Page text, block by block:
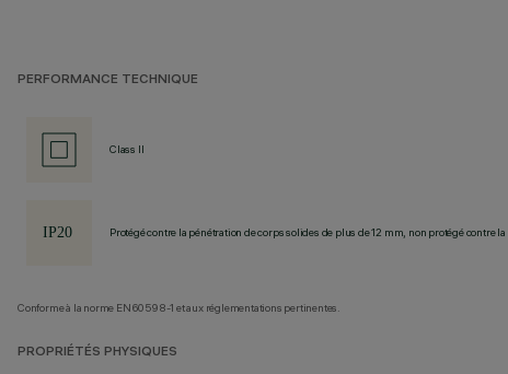
PERFORMANCE TECHNIQUE
Class II
Protégé contre la pénétration de corps solides de plus de 12 mm, non protégé contre
Conforme à la norme EN60598-1 et aux réglementations pertinentes.
PROPRIÉTÉS PHYSIQUES